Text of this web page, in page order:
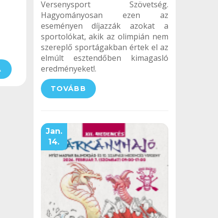
Versenysport Szövetség.
Hagyományosan ezen az
eseményen díjazzák azokat a
sportolókat, akik az olimpián nem
szereplő sportágakban értek el az
elmúlt esztendőben kimagasló
eredményeket!.
TOVÁBB
Jan.
14.